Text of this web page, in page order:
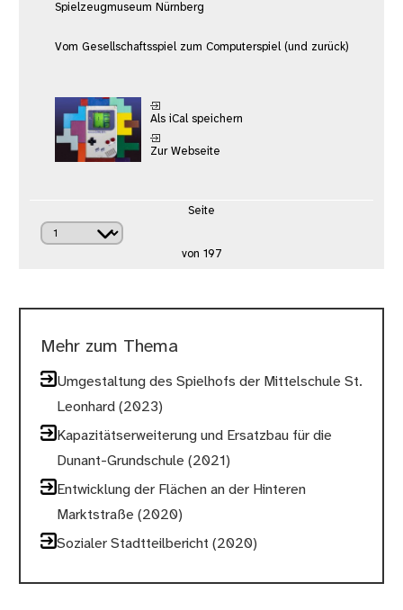
Spielzeugmuseum Nürnberg
Vom Gesellschaftsspiel zum Computerspiel (und zurück)
Als iCal speichern
Zur Webseite
Seite
von 197
Mehr zum Thema
Umgestaltung des Spielhofs der Mittelschule St.
Leonhard (2023)
Kapazitätserweiterung und Ersatzbau für die
Dunant-Grundschule (2021)
Entwicklung der Flächen an der Hinteren
Marktstraße (2020)
Sozialer Stadtteilbericht (2020)